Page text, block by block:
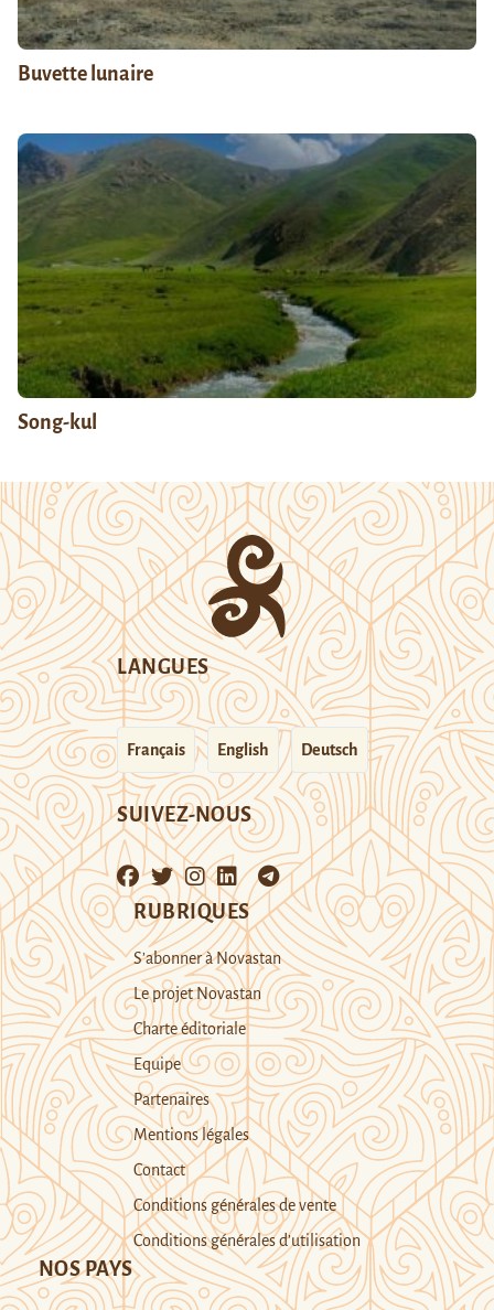
Buvette lunaire
Song-kul
LANGUES
Français English Deutsch
SUIVEZ-NOUS
RUBRIQUES
S’abonner à Novastan
Le projet Novastan
Charte éditoriale
Equipe
Partenaires
Mentions légales
Contact
Conditions générales de vente
Conditions générales d’utilisation
NOS PAYS